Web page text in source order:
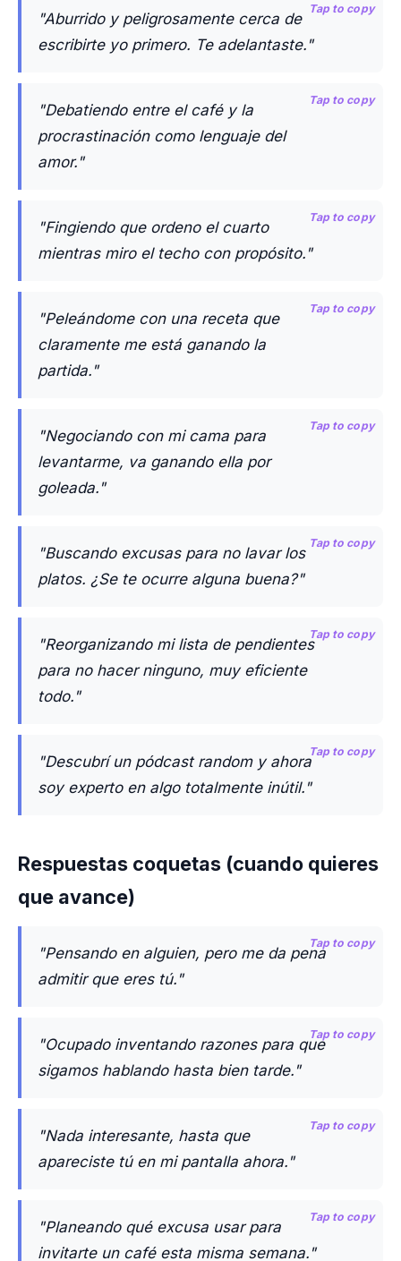
"Aburrido y peligrosamente cerca de
escribirte yo primero. Te adelantaste."
Tap to copy
"Debatiendo entre el café y la
procrastinación como lenguaje del
amor."
Tap to copy
"Fingiendo que ordeno el cuarto
mientras miro el techo con propósito."
Tap to copy
"Peleándome con una receta que
claramente me está ganando la
partida."
Tap to copy
"Negociando con mi cama para
levantarme, va ganando ella por
goleada."
Tap to copy
"Buscando excusas para no lavar los
platos. ¿Se te ocurre alguna buena?"
Tap to copy
"Reorganizando mi lista de pendientes
para no hacer ninguno, muy eficiente
todo."
Tap to copy
"Descubrí un pódcast random y ahora
soy experto en algo totalmente inútil."
Tap to copy
Respuestas coquetas (cuando quieres
que avance)
"Pensando en alguien, pero me da pena
admitir que eres tú."
Tap to copy
"Ocupado inventando razones para que
sigamos hablando hasta bien tarde."
Tap to copy
"Nada interesante, hasta que
apareciste tú en mi pantalla ahora."
Tap to copy
"Planeando qué excusa usar para
invitarte un café esta misma semana."
Tap to copy